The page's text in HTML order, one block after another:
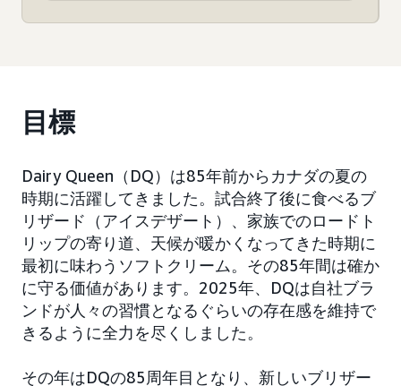
目標
Dairy Queen（DQ）は85年前からカナダの夏の
時期に活躍してきました。試合終了後に食べるブ
リザード（アイスデザート）、家族でのロードト
リップの寄り道、天候が暖かくなってきた時期に
最初に味わうソフトクリーム。その85年間は確か
に守る価値があります。2025年、DQは自社ブラ
ンドが人々の習慣となるぐらいの存在感を維持で
きるように全力を尽くしました。
その年はDQの85周年目となり、新しいブリザー